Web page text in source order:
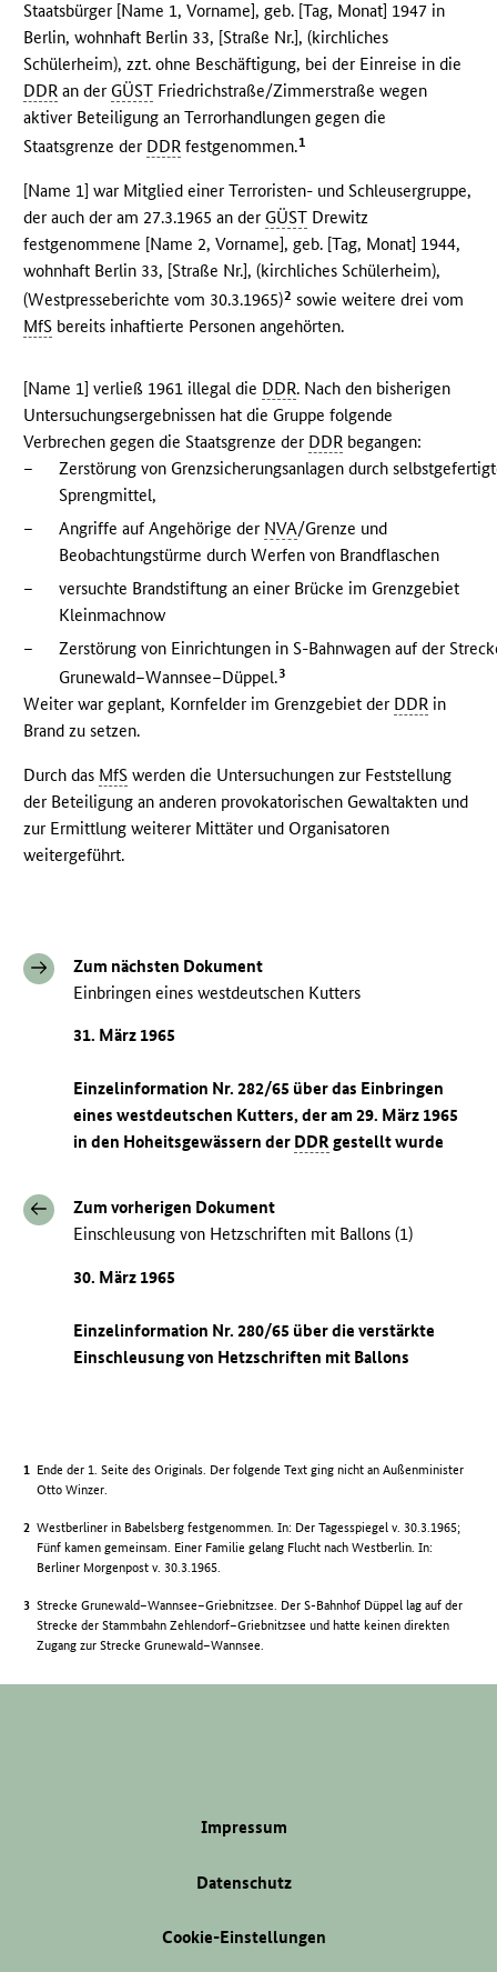
Staatsbürger [Name 1, Vorname], geb. [Tag, Monat] 1947 in
Berlin, wohnhaft Berlin 33, [Straße Nr.], (kirchliches
Schülerheim), zzt. ohne Beschäftigung, bei der Einreise in die
DDR an der GÜST Friedrichstraße/Zimmerstraße wegen
aktiver Beteiligung an Terrorhandlungen gegen die
Staatsgrenze der DDR festgenommen.1
[Name 1] war Mitglied einer Terroristen- und Schleusergruppe,
der auch der am 27.3.1965 an der GÜST Drewitz
festgenommene [Name 2, Vorname], geb. [Tag, Monat] 1944,
wohnhaft Berlin 33, [Straße Nr.], (kirchliches Schülerheim),
(Westpresseberichte vom 30.3.1965)2 sowie weitere drei vom
MfS bereits inhaftierte Personen angehörten.
[Name 1] verließ 1961 illegal die DDR. Nach den bisherigen
Untersuchungsergebnissen hat die Gruppe folgende
Verbrechen gegen die Staatsgrenze der DDR begangen:
–
Zerstörung von Grenzsicherungsanlagen durch
Sprengmittel,
–
Angriffe auf Angehörige der NVA/Grenze und
Beobachtungstürme durch Werfen von Brandflaschen
–
versuchte Brandstiftung an einer Brücke im Grenzgebiet
Kleinmachnow
–
Zerstörung von Einrichtungen in S-Bahnwagen auf der
Grunewald–Wannsee–Düppel.3
Weiter war geplant, Kornfelder im Grenzgebiet der DDR in
Brand zu setzen.
Durch das MfS werden die Untersuchungen zur Feststellung
der Beteiligung an anderen provokatorischen Gewaltakten und
zur Ermittlung weiterer Mittäter und Organisatoren
weitergeführt.
Zum nächsten Dokument
Einbringen eines westdeutschen Kutters
31. März 1965
Einzelinformation Nr. 282/65 über das Einbringen
eines westdeutschen Kutters, der am 29. März 1965
in den Hoheitsgewässern der DDRgestellt wurde
Zum vorherigen Dokument
Einschleusung von Hetzschriften mit Ballons (1)
30. März 1965
Einzelinformation Nr. 280/65 über die verstärkte
Einschleusung von Hetzschriften mit Ballons
Ende der 1. Seite des Originals. Der folgende Text ging nicht an Außenminister
Otto Winzer.
Westberliner in Babelsberg festgenommen. In: Der Tagesspiegel v. 30.3.1965;
Fünf kamen gemeinsam. Einer Familie gelang Flucht nach Westberlin. In:
Berliner Morgenpost v. 30.3.1965.
Strecke Grunewald–Wannsee–Griebnitzsee. Der S-Bahnhof Düppel lag auf der
Strecke der Stammbahn Zehlendorf–Griebnitzsee und hatte keinen direkten
Zugang zur Strecke Grunewald–Wannsee.
Impressum
Datenschutz
Cookie-Einstellungen